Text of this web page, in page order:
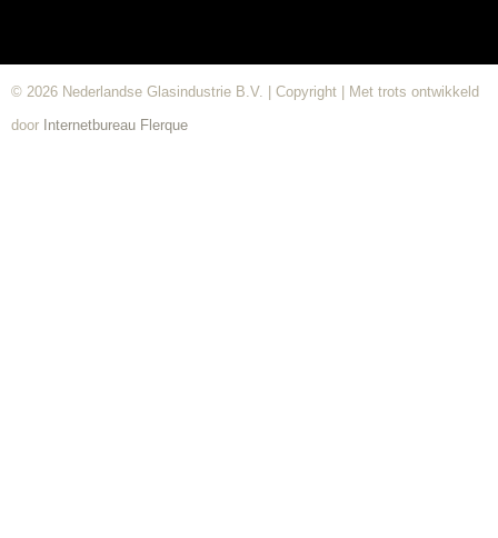
© 2026 Nederlandse Glasindustrie B.V. | Copyright | Met trots ontwikkeld
door Internetbureau Flerque